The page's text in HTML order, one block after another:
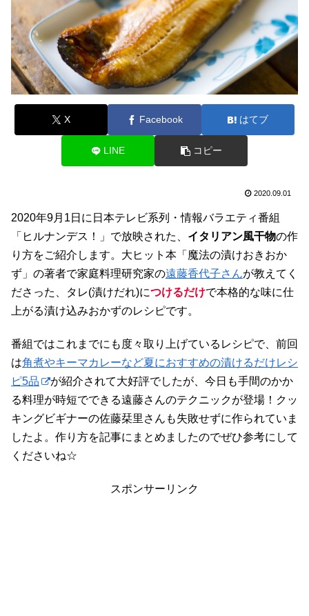
X Facebook はてブ
LINE コピー
2020.09.01
2020年9月1日に日本テレビ系列・情報バラエティ番組
「ヒルナンデス！」で放映された、 イタリアン風干物の作
り方をご紹介します。大ヒット本「魔法の漬けおきおか
ず」の著者で家庭料理研究家の遠藤香代子さんが教えてく
ださった、タレ(漬けだれ)につけるだけで本格的な味に仕
上がる漬け込みおかずのレシピです。
番組ではこれまでにも度々取り上げているレシピで、前回
は角煮やキーマカレーなど夏におすすめの漬けるだけレシ
ピ5品
が紹介されて大好評でしたが、今日も手間のかか
る料理が時短でできる遠藤さんのテクニックが登場！クッ
キングビギナーの佐藤栞里さんも失敗せずに作られていま
したよ。作り方を記事にまとめましたのでぜひ参考にして
くださいね☆
スポンサーリンク